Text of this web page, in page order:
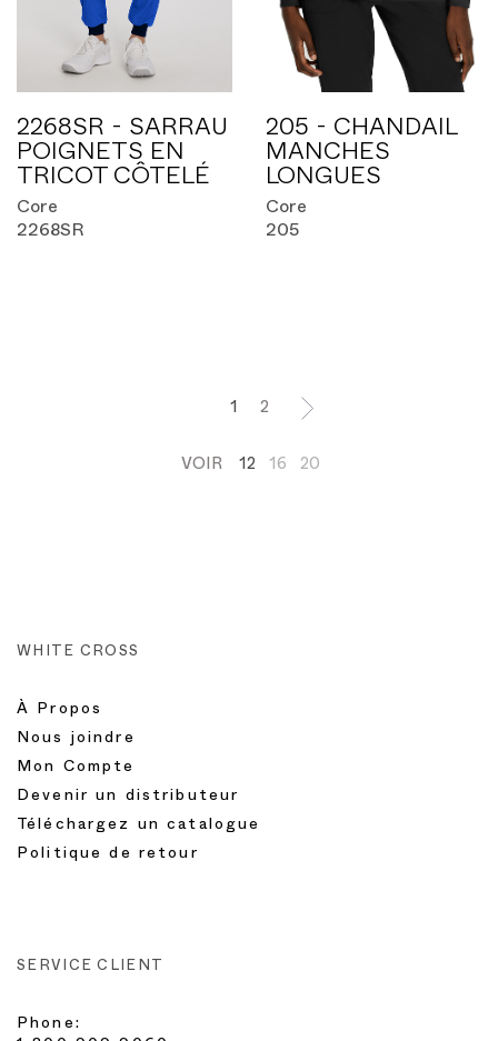
2268SR - SARRAU
POIGNETS EN
TRICOT CÔTELÉ
Core
2268SR
205 - CHANDAIL
MANCHES
LONGUES
Core
205
2
VOIR 12 16 20
WHITE CROSS
À Propos
Nous joindre
Mon Compte
Devenir un distributeur
Téléchargez un catalogue
Politique de retour
SERVICE CLIENT
Phone: